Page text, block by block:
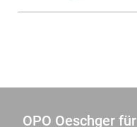
OPO Oeschger für